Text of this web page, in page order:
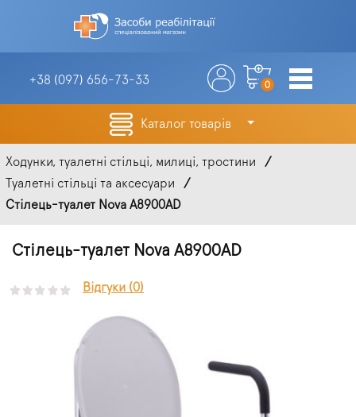
+38 (097) 656-73-33 0
Каталог товарів
Ходунки, туалетні стільці, милиці, тростини
Туалетні стільці та аксесуари
Стілець-туалет Nova A8900AD
Стілець-туалет Nova A8900AD
Відгуки (0)